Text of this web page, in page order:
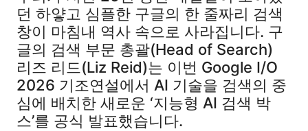
던 하얗고 심플한 구글의 한 줄짜리 검색
창이 마침내 역사 속으로 사라집니다. 구
글의 검색 부문 총괄(Head of Search)
리즈 리드(Liz Reid)는 이번 Google I/O
2026 기조연설에서 AI 기술을 검색의 중
심에 배치한 새로운 ‘지능형 AI 검색 박
스’를 공식 발표했습니다.